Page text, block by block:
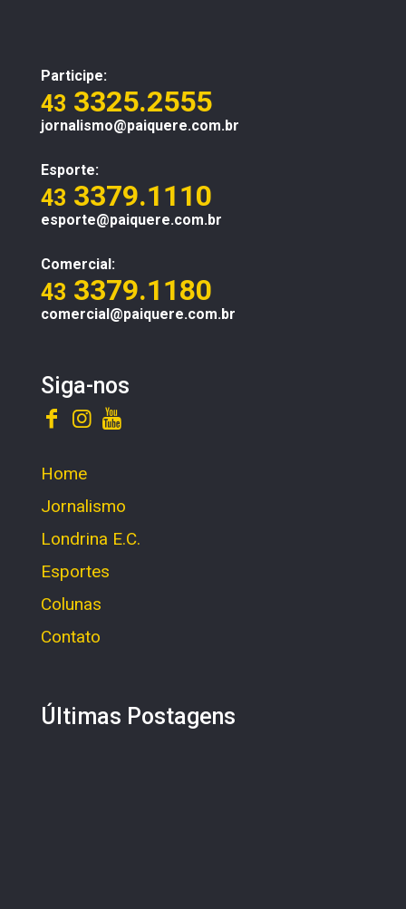
Participe:
43 3325.2555
jornalismo@paiquere.com.br
Esporte:
43 3379.1110
esporte@paiquere.com.br
Comercial:
43 3379.1180
comercial@paiquere.com.br
Siga-nos
Home
Jornalismo
Londrina E.C.
Esportes
Colunas
Contato
Últimas Postagens